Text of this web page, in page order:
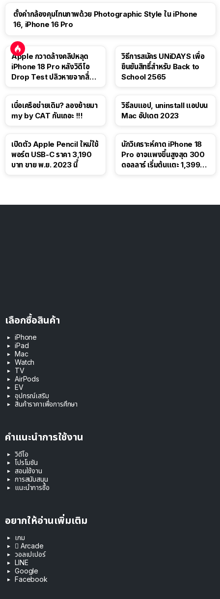
ตั้งค่ากล้องคุมโทนภาพด้วย Photographic Style ใน iPhone
16, iPhone 16 Pro
Apple กวาดล้างคลิปหลุด
iPhone 18 Pro หลังวิดีโอ
Drop Test ปลิวหายจากสื่อ
วิธีการสมัคร UNiDAYS เพื่อ
ยืนยันสิทธิ์สำหรับ Back to
School 2565
เบื่อเครือข่ายเดิม? ลองย้ายมา
my by CAT กันเถอะ !!!
วิธีลบแอป, uninstall แอปบน
Mac อัปเดต 2023
เปิดตัว Apple Pencil ใหม่ใช้
พอร์ต USB-C ราคา 3,190
บาท ขาย พ.ย. 2023 นี้
นักวิเคราะห์คาด iPhone 18
Pro อาจแพงขึ้นสูงสุด 300
ดอลลาร์ เริ่มต้นแตะ 1,399
เลือกซื้อสินค้า
iPhone
iPad
Mac
Watch
TV
AirPods
EV
อุปกรณ์เสริม
สินค้าราคาเพื่อการศึกษา
คำแนะนำการใช้งาน
วิดีโอ
โปรโมชัน
สอนใช้งาน
การสนับสนุน
แนะนำการซื้อ
อยากให้อ่านเพิ่มเติม
เกม
 Arcade
วอลเปเปอร์
LINE
Google
Facebook